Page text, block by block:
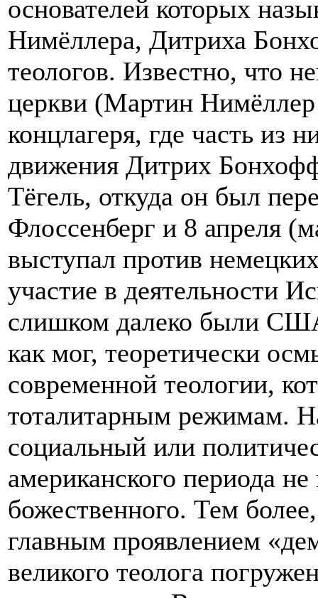
основателей которых
Нимёллера, Дитриха
теологов. Известно, что
церкви (Мартин
концлагеря, где часть из
движения Дитрих
Тёгель, откуда он был
Флоссенберг и 8 апреля
выступал против
участие в деятельности
слишком далеко были
как мог, теоретически
современной теологии,
тоталитарным режимам.
социальный или
американского периода
божественного. Тем
главным проявлением
великого теолога